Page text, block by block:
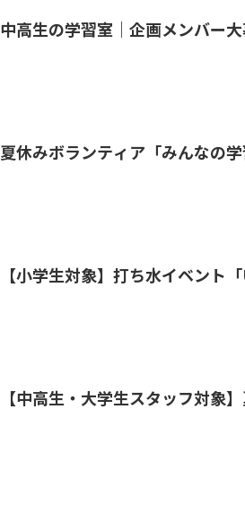
中高生の学習室｜企画メンバー
夏休みボランティア「みんなの
【小学生対象】打ち水イベン
【中高生・大学生スタッフ対